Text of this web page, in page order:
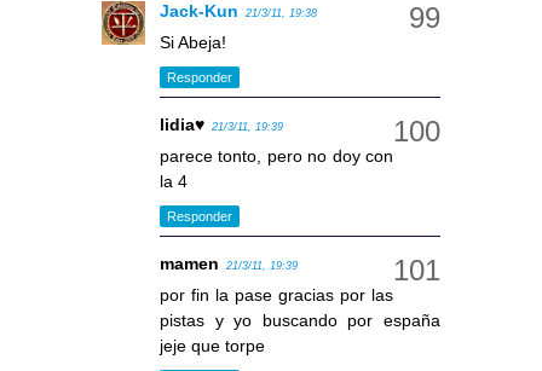
Jack-Kun 21/3/11, 19:38
Si Abeja!
Responder
lidia♥ 21/3/11, 19:39
parece tonto, pero no doy con
la 4
Responder
mamen 21/3/11, 19:39
por fin la pase gracias por las
pistas y yo buscando por españa
jeje que torpe